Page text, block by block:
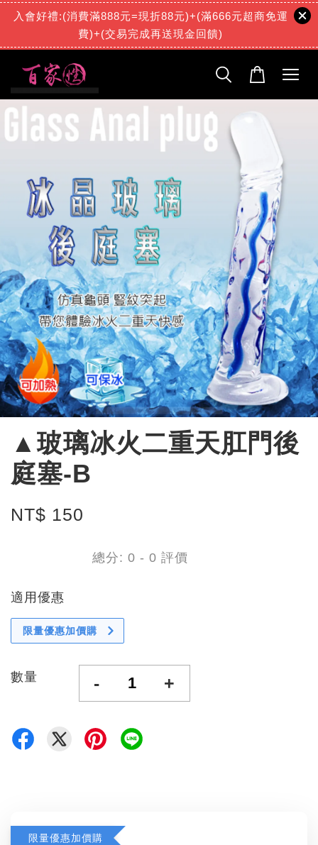
入會好禮:(消費滿888元=現折88元)+(滿666元超商免運
費)+(交易完成再送現金回饋)
▲玻璃冰火二重天肛門後
庭塞-B
NT$ 150
總分: 0 - 0 評價
適用優惠
限量優惠加價購
數量 - +
限量優惠加價購